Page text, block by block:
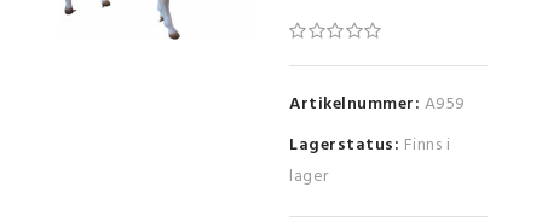
Artikelnummer: A959
Lagerstatus: Finns i
lager